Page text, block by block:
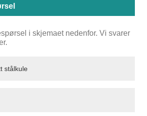
i skjemaet nedenfor. Vi svarer